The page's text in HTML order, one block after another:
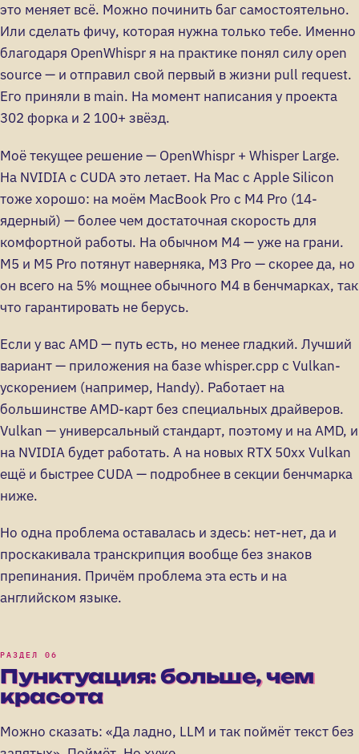
это меняет всё. Можно починить баг самостоятельно.
Или сделать фичу, которая нужна только тебе. Именно
благодаря OpenWhispr я на практике понял силу open
source — и отправил свой первый в жизни pull request.
Его приняли в main. На момент написания у проекта
302 форка и 2 100+ звёзд.
Моё текущее решение — OpenWhispr + Whisper Large.
На NVIDIA с CUDA это летает. На Mac с Apple Silicon
тоже хорошо: на моём MacBook Pro с M4 Pro (14-
ядерный) — более чем достаточная скорость для
комфортной работы. На обычном M4 — уже на грани.
M5 и M5 Pro потянут наверняка, M3 Pro — скорее да, но
он всего на 5% мощнее обычного M4 в бенчмарках, так
что гарантировать не берусь.
Если у вас AMD — путь есть, но менее гладкий. Лучший
вариант — приложения на базе whisper.cpp с Vulkan-
ускорением (например, Handy). Работает на
большинстве AMD-карт без специальных драйверов.
Vulkan — универсальный стандарт, поэтому и на AMD, и
на NVIDIA будет работать. А на новых RTX 50xx Vulkan
ещё и быстрее CUDA — подробнее в секции бенчмарка
ниже.
Но одна проблема оставалась и здесь: нет-нет, да и
проскакивала транскрипция вообще без знаков
препинания. Причём проблема эта есть и на
английском языке.
Пунктуация: больше, чем
красота
Можно сказать: «Да ладно, LLM и так поймёт текст без